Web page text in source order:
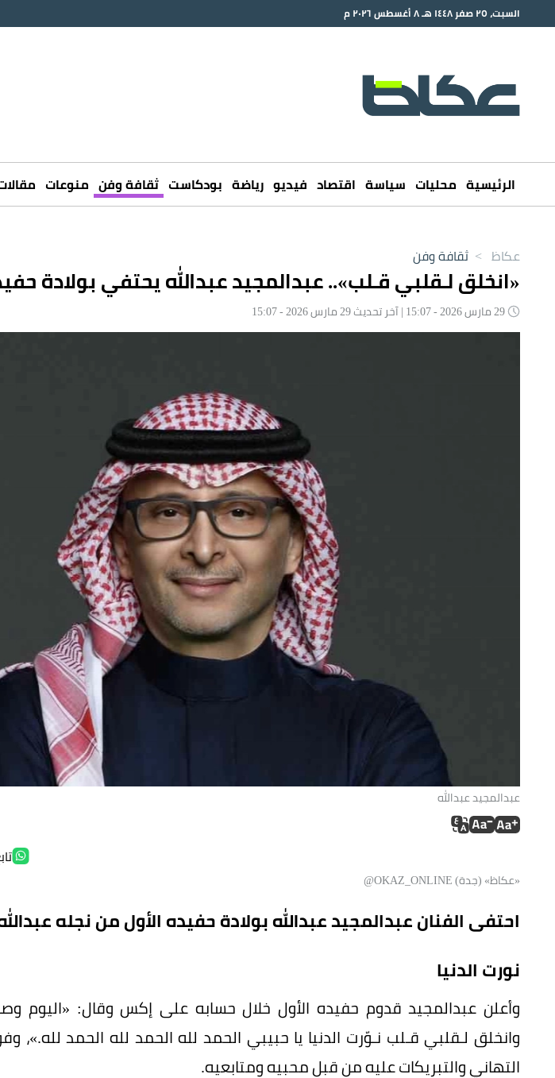
السبت، ٢٥ صفر ١٤٤٨ هـ ٨ أغسطس ٢٠٢٦ م
الرئيسية محليات سياسة اقتصاد فيديو رياضة بودكاست ثقافة وفن منوعات
عكاظ > ثقافة وفن
«انخلق لـقلبي قـلب».. عبدالمجيد عبدالله يحتفي بولادة
عبدالمجيد عبدالله
«عكاظ» (جدة) OKAZ_ONLINE@
احتفى الفنان عبدالمجيد عبدالله بولادة حفيده الأول من نجله
نورت الدنيا
وأعلن عبدالمجيد قدوم حفيده الأول خلال حسابه على إكس وقال: «اليوم
وانخلق لـقلبي قـلب نـوّرت الدنيا يا حبيبي الحمد لله الحمد لله الحمد لله.»،
التهاني والتبريكات عليه من قبل محبيه ومتابعيه.